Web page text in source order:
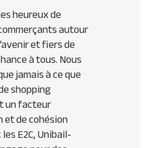
heureux de
autour
et fiers de
à tous. Nous
jamais à ce que
shopping
un facteur
de cohésion
E2C, Unibail-